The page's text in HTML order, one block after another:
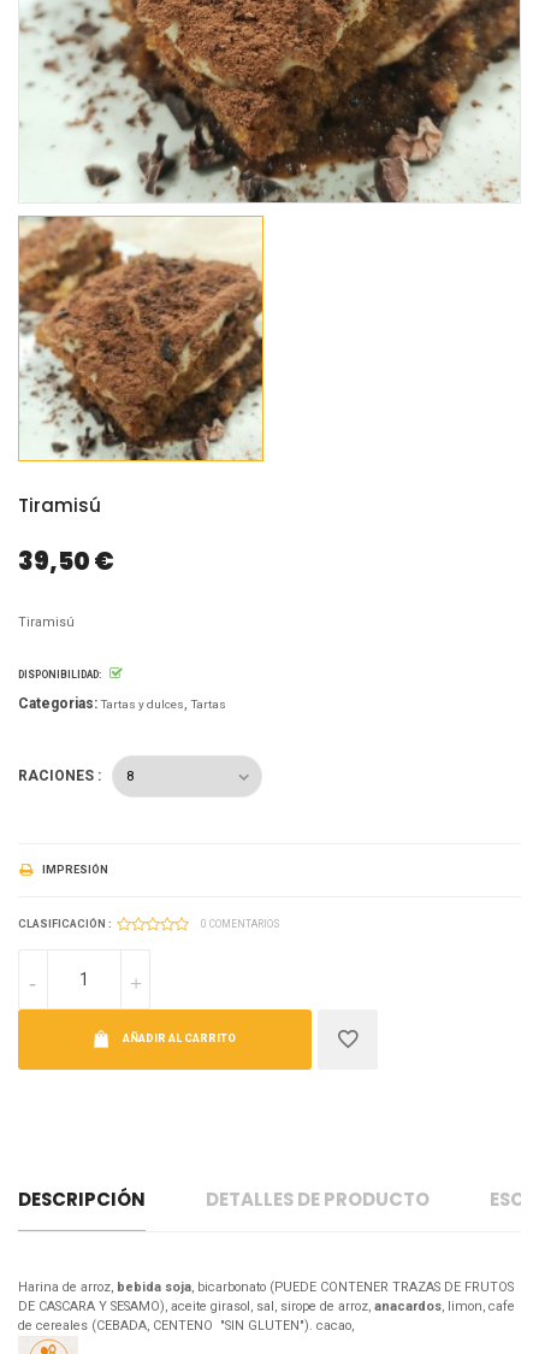
Tiramisú
39,50 €
Tiramisú
DISPONIBILIDAD:
Categorias: Tartas y dulces Tartas
RACIONES :
IMPRESIÓN
CLASIFICACIÓN : 0 COMENTARIOS
AÑADIR AL CARRITO
DESCRIPCIÓN DETALLES DE PRODUCTO
Harina de arroz, bebida soja, bicarbonato (PUEDE CONTENER TRAZAS DE FRUTOS
DE CASCARA Y SESAMO), aceite girasol, sal, sirope de arroz, anacardos, limon, cafe
de cereales (CEBADA, CENTENO "SIN GLUTEN"). cacao,